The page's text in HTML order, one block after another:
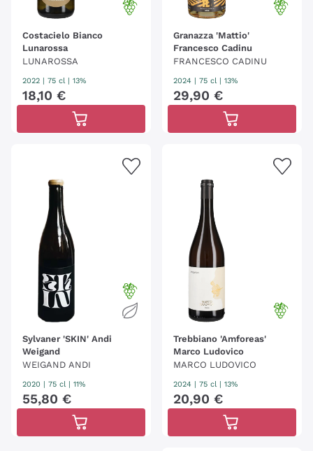
Costacielo Bianco
Lunarossa
LUNAROSSA
2022 | 75 cl | 13%
18,10 €
Granazza 'Mattio'
Francesco Cadinu
FRANCESCO CADINU
2024 | 75 cl | 13%
29,90 €
Sylvaner 'SKIN' Andi
Weigand
WEIGAND ANDI
2020 | 75 cl | 11%
55,80 €
Trebbiano 'Amforeas'
Marco Ludovico
MARCO LUDOVICO
2024 | 75 cl | 13%
20,90 €